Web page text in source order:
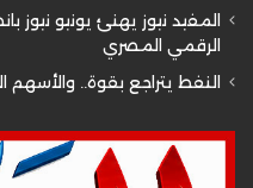
المفيد نيوز يهنئ يونيو نيوز
الرقمي المصري
النفط يتراجع بقوة..